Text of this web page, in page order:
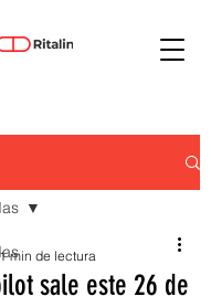
sale este 26 de
1 min de lectura